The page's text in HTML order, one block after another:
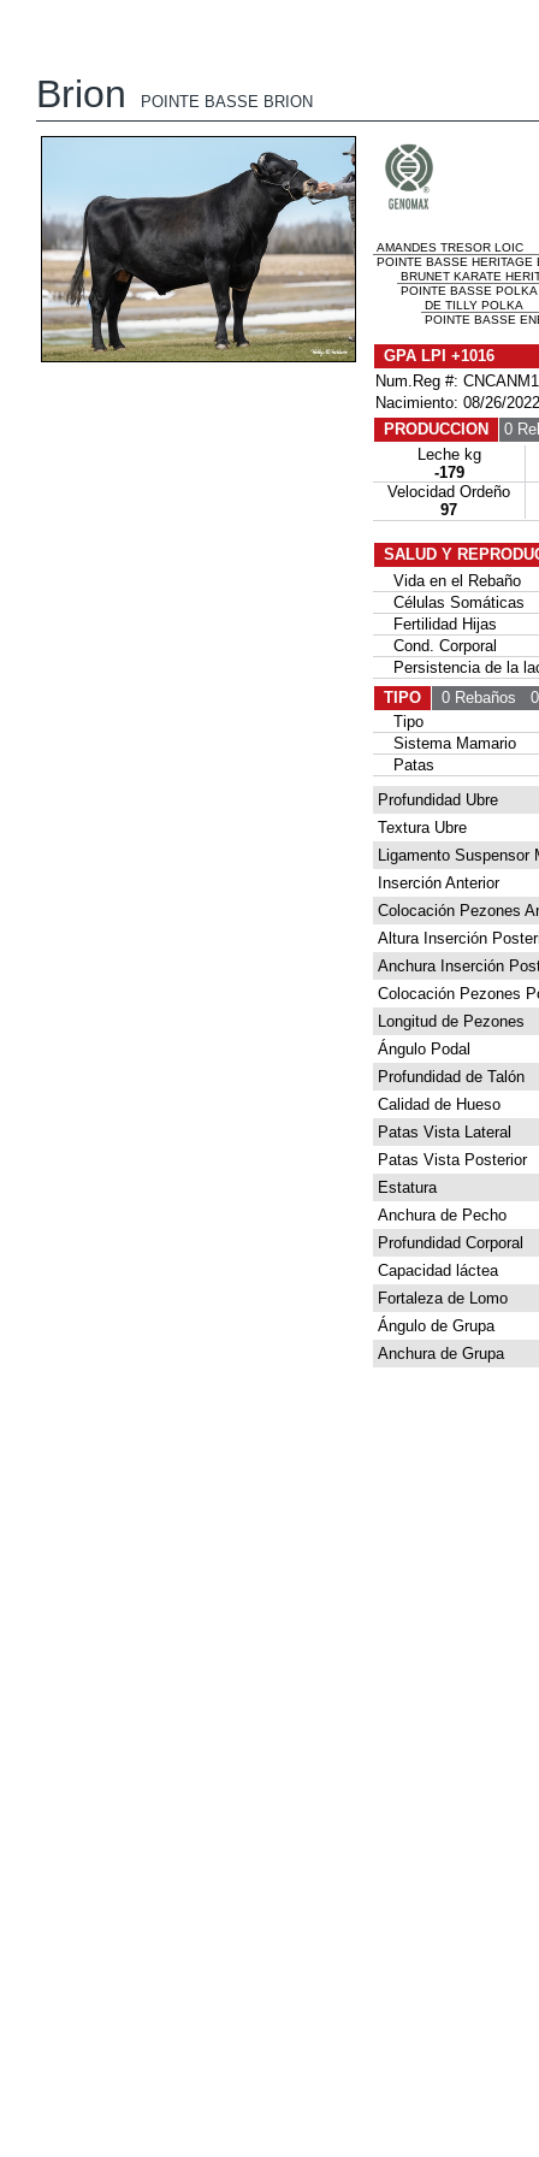
Brion POINTE BASSE BRION
AMANDES TRESOR LOIC
POINTE BASSE HERITAGE
BRUNET KARATE
POINTE BASSE POLKA
DE TILLY POLKA
POINTE BASSE
GPA LPI +1016
Num.Reg #:
Nacimiento: 08/26/2022
PRODUCCION
0
Leche kg
-179
Velocidad Ordeño
97
SALUD Y
Vida en el Rebaño
Células Somáticas
Fertilidad Hijas
Cond. Corporal
Persistencia de la
TIPO
0 Rebaños 0
Tipo
Sistema Mamario
Patas
Profundidad Ubre
Textura Ubre
Ligamento Suspensor
Inserción Anterior
Colocación Pezones
Altura Inserción
Anchura Inserción
Colocación Pezones
Longitud de Pezones
Ángulo Podal
Profundidad de Talón
Calidad de Hueso
Patas Vista Lateral
Patas Vista Posterior
Estatura
Anchura de Pecho
Profundidad Corporal
Capacidad láctea
Fortaleza de Lomo
Ángulo de Grupa
Anchura de Grupa